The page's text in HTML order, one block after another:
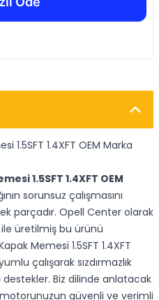
1.5SFT 1.4XFT OEM Marka
1.5SFT 1.4XFT OEM
sorunsuz çalışmasını
parçadır. Opell Center olarak
üretilmiş bu ürünü
Memesi 1.5SFT 1.4XFT
çalışarak sızdırmazlık
Biz dilinde anlatacak
güvenli ve verimli